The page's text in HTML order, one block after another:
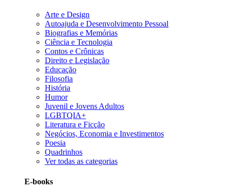
Arte e Design
Autoajuda e Desenvolvimento Pessoal
Biografias e Memórias
Ciência e Tecnologia
Contos e Crônicas
Direito e Legislação
Educação
Filosofia
História
Humor
Juvenil e Jovens Adultos
LGBTQIA+
Literatura e Ficção
Negócios, Economia e Investimentos
Poesia
Quadrinhos
Ver todas as categorias
E-books